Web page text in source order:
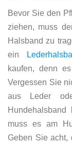
Bevor Sie den
ziehen, muss
Halsband zu
ein
kaufen, denn
Vergessen Sie
aus Leder
muss es am
Geben Sie acht,